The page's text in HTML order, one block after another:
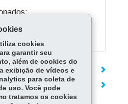
para veículo fazer
cookies
garantir seu
além de cookies do
exibição de vídeos e
para coleta de
uso. Você pode
tratamos os cookies